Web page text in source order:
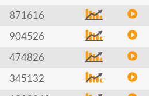
871616
904526
474826
345132